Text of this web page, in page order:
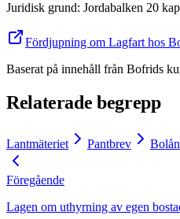
Juridisk grund: Jordabalken 20
Fördjupning om Lagfart hos
Baserat på innehåll från Bofrids
Relaterade begrepp
Lantmäteriet Pantbrev Bolån
Föregående
Lagen om uthyrning av egen